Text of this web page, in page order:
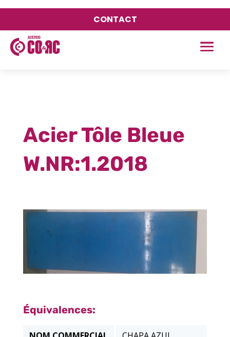
CONTACT
Acier Tôle Bleue
W.NR:1.2018
Équivalences: